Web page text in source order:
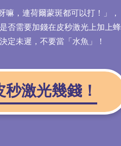
，連荷爾蒙斑都可以打！」，
否需要加錢在皮秒激光上加上蜂
定未遲，不要當「水魚」！
激光幾錢！